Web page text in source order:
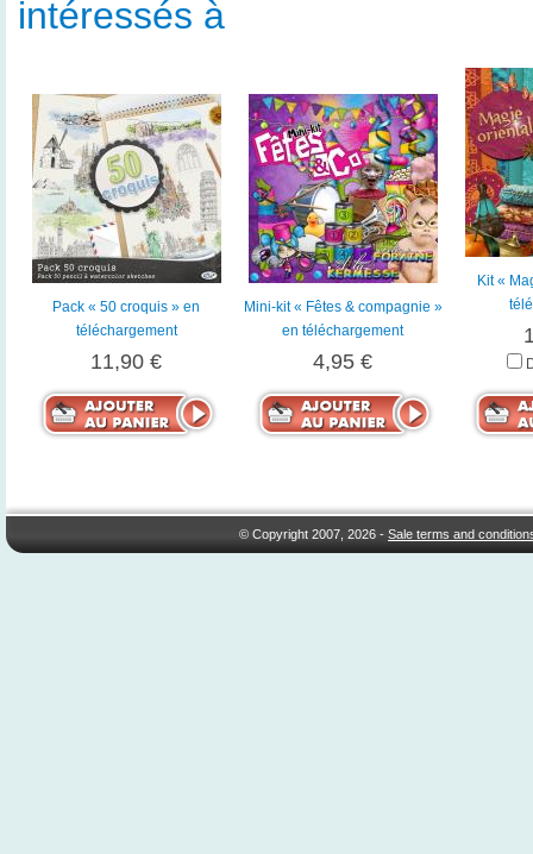
intéressés à
Pack « 50 croquis » en
téléchargement
11,90 €
Mini-kit « Fêtes & compagnie »
en téléchargement
4,95 €
Kit «
© Copyright 2007, 2026 -Sale terms and